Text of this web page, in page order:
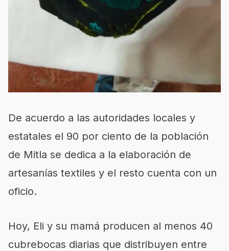
De acuerdo a las autoridades locales y
estatales el 90 por ciento de la población
de Mitla se dedica a la elaboración de
artesanías textiles y el resto cuenta con un
oficio.
Hoy, Eli y su mamá producen al menos 40
cubrebocas diarias que distribuyen entre